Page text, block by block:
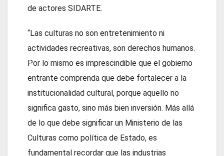
de actores SIDARTE.
“Las culturas no son entretenimiento ni
actividades recreativas, son derechos humanos.
Por lo mismo es imprescindible que el gobierno
entrante comprenda que debe fortalecer a la
institucionalidad cultural, porque aquello no
significa gasto, sino más bien inversión. Más allá
de lo que debe significar un Ministerio de las
Culturas como política de Estado, es
fundamental recordar que las industrias